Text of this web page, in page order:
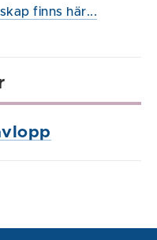
finns här...